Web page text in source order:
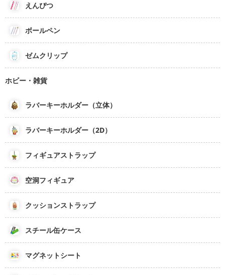
えんぴつ
ボールペン
ゼムクリップ
ホビー・雑貨
ラバーキーホルダー（立体）
ラバーキーホルダー（2D）
フィギュアストラップ
空洞フィギュア
クッションストラップ
スチール缶ケース
マグネットシート